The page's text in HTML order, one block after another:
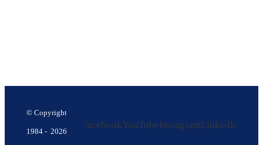
© Copyright
1984 -2026
FacebookYouTubeInstagramLinkedIn